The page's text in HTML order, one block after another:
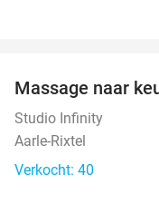
Massage naar
Studio Infinity
Aarle-Rixtel
Verkocht: 40